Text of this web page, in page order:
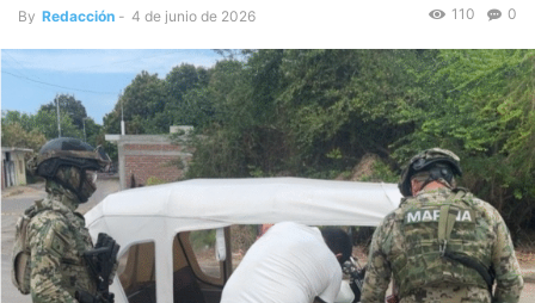
By Redacción - 4 de junio de 2026 0
110